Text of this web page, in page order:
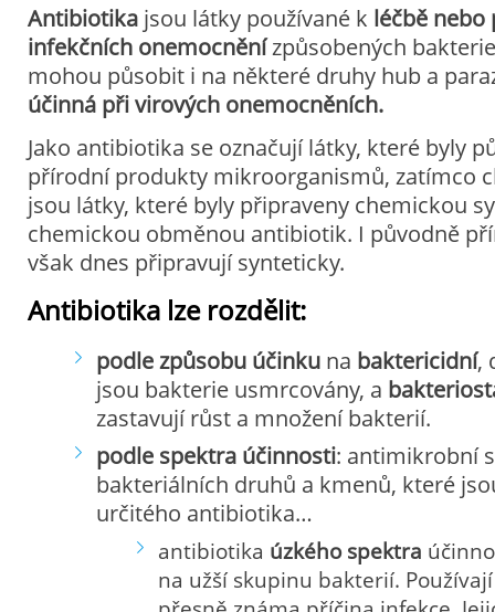
Antibiotikajsou látky používané k léčbě nebo
infekčních onemocněnízpůsobených
mohou působit i na některé druhy hub a
účinná při virových onemocněních.
Jako antibiotika se označují látky, které byly
přírodní produkty mikroorganismů, zatímco
jsou látky, které byly připraveny chemickou
chemickou obměnou antibiotik. I původně
však dnes připravují synteticky.
Antibiotika lze rozdělit:
podle způsobu účinku na baktericidní,
jsou bakterie usmrcovány, a
zastavují růst a množení bakterií.
podle spektra účinnosti: antimikrobní
bakteriálních druhů a kmenů, které
určitého antibiotika…
antibiotika úzkého spektra
na užší skupinu bakterií.